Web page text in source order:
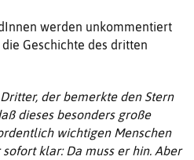
werden unkommentiert
Geschichte des dritten
der bemerkte den Stern
dieses besonders große
wichtigen Menschen
klar: Da muss er hin. Aber